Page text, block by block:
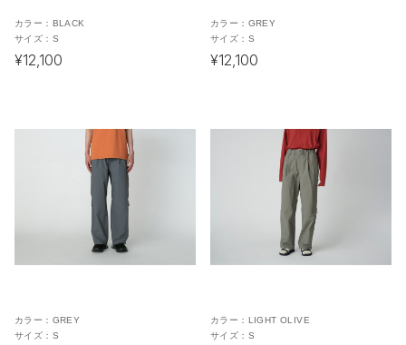
カラー： BLACK
サイズ： S
¥12,100
カラー： GREY
サイズ： S
¥12,100
カラー： GREY
サイズ： S
カラー： LIGHT OLIVE
サイズ： S